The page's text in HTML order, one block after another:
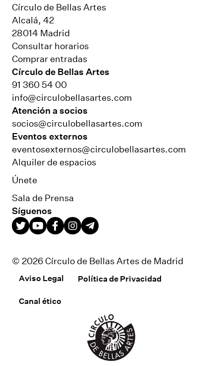
Círculo de Bellas Artes
Alcalá, 42
28014 Madrid
Consultar horarios
Comprar entradas
Círculo de Bellas Artes
91 360 54 00
info@circulobellasartes.com
Atención a socios
socios@circulobellasartes.com
Eventos externos
eventosexternos@circulobellasartes.com
Alquiler de espacios
Únete
Sala de Prensa
Síguenos
© 2026 Círculo de Bellas Artes de Madrid
Aviso Legal Política de Privacidad
Canal ético